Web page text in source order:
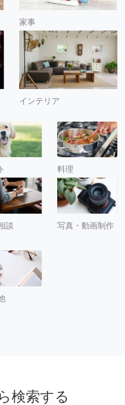
家事
インテリア
料理
談 写真・動画制作
検索する